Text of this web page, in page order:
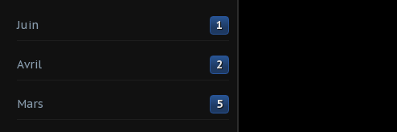
Juin 1
Avril 2
Mars 5